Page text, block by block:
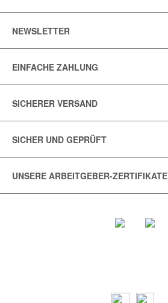
NEWSLETTER
EINFACHE ZAHLUNG
SICHERER VERSAND
SICHER UND GEPRÜFT
UNSERE ARBEITGEBER-ZERTIFIKATE